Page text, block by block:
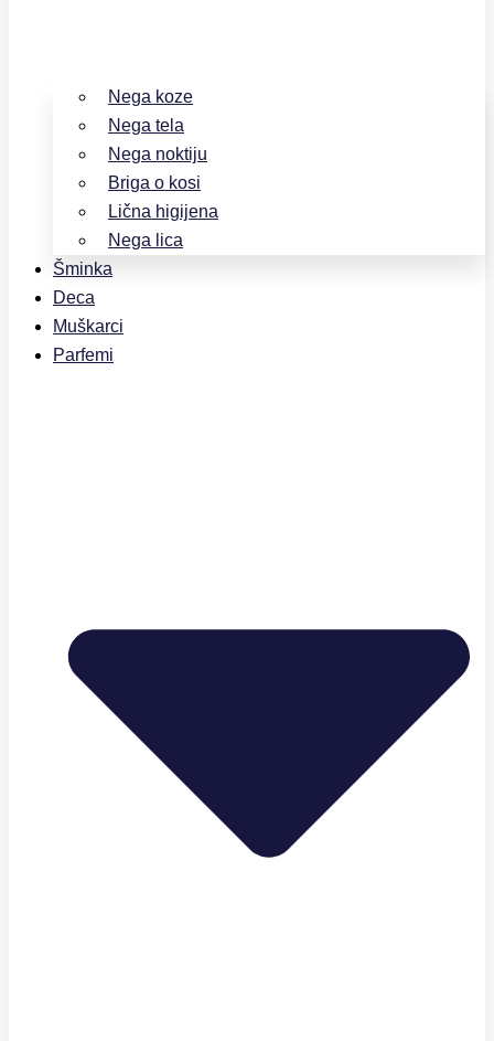
Nega koze
Nega tela
Nega noktiju
Briga o kosi
Lična higijena
Nega lica
Šminka
Deca
Muškarci
Parfemi